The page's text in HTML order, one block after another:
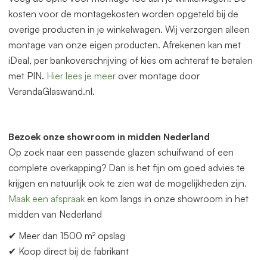
kosten voor de montagekosten worden opgeteld bij de
overige producten in je winkelwagen. Wij verzorgen alleen
montage van onze eigen producten. Afrekenen kan met
iDeal, per bankoverschrijving of kies om achteraf te betalen
met PIN. Hier lees je meer over montage door
VerandaGlaswand.nl.
Bezoek onze showroom in midden Nederland
Op zoek naar een passende glazen schuifwand of een
complete overkapping? Dan is het fijn om goed advies te
krijgen en natuurlijk ook te zien wat de mogelijkheden zijn.
Maak een afspraak en kom langs in onze showroom in het
midden van Nederland
✔ Meer dan 1500 m² opslag
✔ Koop direct bij de fabrikant